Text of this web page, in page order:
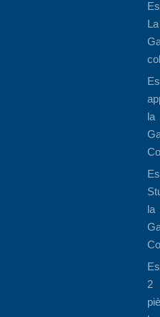
La
la
la
2